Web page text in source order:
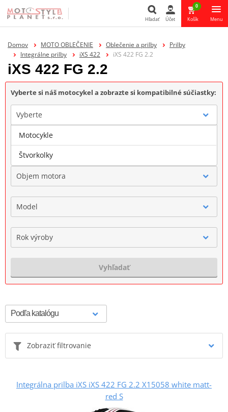
Hľadať Účet
0
Košík Menu
Domov MOTO OBLEČENIE Oblečenie a prilby
Prilby
Integrálne prilby
iXS 422 iXS 422 FG 2.2
iXS 422 FG 2.2
Vyberte si náš motocykel a zobrazte si kompatibilné súčiastky:
Vyberte
Značka
Objem motora
Model
Rok výroby
Vyhľadať
Zobraziť filtrovanie
Integrálna prilba iXS iXS 422 FG 2.2 X15058 white matt-
red S
Motocykle
Štvorkolky